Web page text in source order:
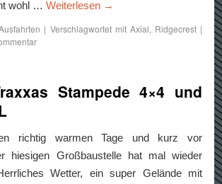
wohl … Weiterlesen →
| Verschlagwortet mit Axial, Ridgecrest |
Stampede 4×4 und
richtig warmen Tage und kurz vor
hiesigen Großbaustelle hat mal wieder
Wetter, ein super Gelände mit